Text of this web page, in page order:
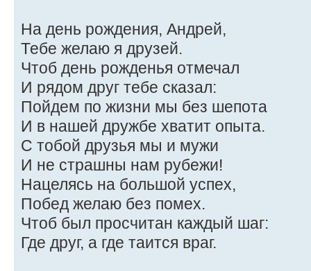
На день рождения, Андрей,
Тебе желаю я друзей.
Чтоб день рожденья отмечал
И рядом друг тебе сказал:
Пойдем по жизни мы без шепота
И в нашей дружбе хватит опыта.
С тобой друзья мы и мужи
И не страшны нам рубежи!
Нацелясь на большой успех,
Побед желаю без помех.
Чтоб был просчитан каждый шаг:
Где друг, а где таится враг.